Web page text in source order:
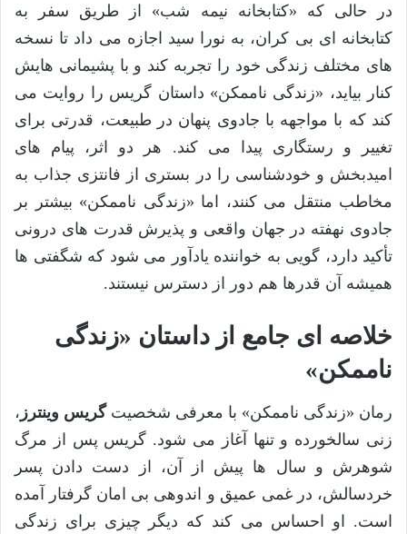
در حالی که «کتابخانه نیمه شب» از طریق سفر به
کتابخانه ای بی کران، به نورا سید اجازه می داد تا نسخه
های مختلف زندگی خود را تجربه کند و با پشیمانی هایش
کنار بیاید، «زندگی ناممکن» داستان گریس را روایت می
کند که با مواجهه با جادوی پنهان در طبیعت، قدرتی برای
تغییر و رستگاری پیدا می کند. هر دو اثر، پیام های
امیدبخش و خودشناسی را در بستری از فانتزی جذاب به
مخاطب منتقل می کنند، اما «زندگی ناممکن» بیشتر بر
جادوی نهفته در جهان واقعی و پذیرش قدرت های درونی
تأکید دارد، گویی به خواننده یادآور می شود که شگفتی ها
همیشه آن قدرها هم دور از دسترس نیستند.
خلاصه ای جامع از داستان «زندگی
ناممکن»
رمان «زندگی ناممکن» با معرفی شخصیتگریس وینترز ،
زنی سالخورده و تنها آغاز می شود. گریس پس از مرگ
شوهرش و سال ها پیش از آن، از دست دادن پسر
خردسالش، در غمی عمیق و اندوهی بی امان گرفتار آمده
است. او احساس می کند که دیگر چیزی برای زندگی